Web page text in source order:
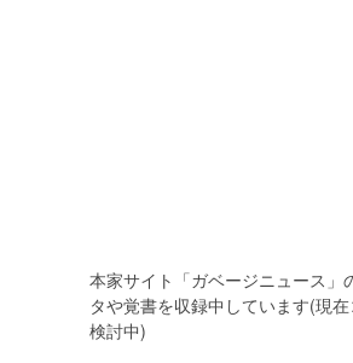
本家サイト「ガベージニュース」
タや覚書を収録中しています(現
検討中)